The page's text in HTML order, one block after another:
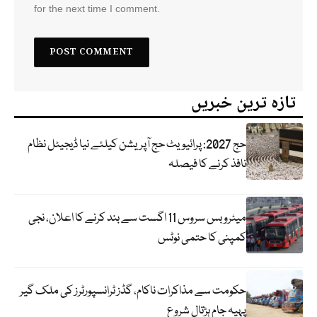
for the next time I comment.
تازہ ترین خبریں
حج 2027: پرائیویٹ حج آپریشن کیلئے نیا ڈیجیٹل نظام
نافذ کرنے کا فیصلہ
میٹرو بس سروس 11 اگست سے بند کرنے کا اعلان، نجی
کمپنی کا حتمی نوٹس
حکومت سے مذاکرات ناکام، گڈز ٹرانسپورٹرز کی ملک گیر
پہیہ جام ہڑتال شروع